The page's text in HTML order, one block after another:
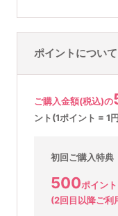
ポイントについて
ご購入金額(税込)の
ント(1ポイント = 1
初回ご購入特典
500ポイン
(2回目以降ご利